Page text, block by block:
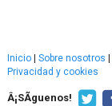
Inicio Sobre nosotros
Privacidad y cookies
Â¡SÃ­guenos!